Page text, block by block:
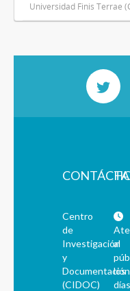
Universidad Finis Terrae
Centro
de
Investigación
y
Documentación
(CIDOC)
al
los
días